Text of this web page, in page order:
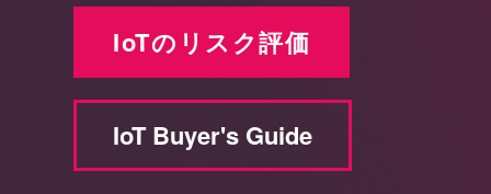
IoTのリスク評価
IoT Buyer's Guide